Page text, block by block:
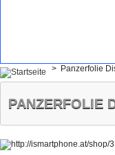
> Panzerfolie
PANZERFOLIE